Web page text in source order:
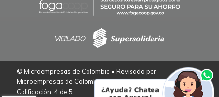
© Microempresas de Colombia • Revisado por
Microempresas de Colombia – Empresarios de Verdad.
Calificación: 4 de 5